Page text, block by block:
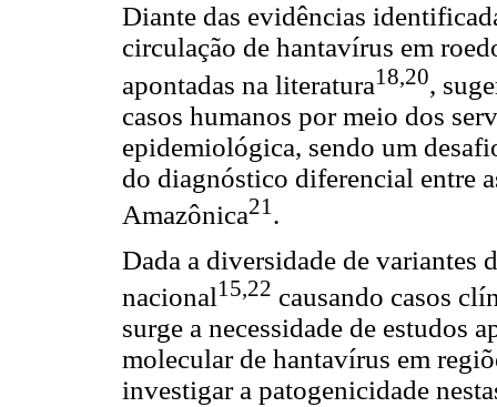
Diante das evidências
circulação de hantavírus em
apontadas na literatura18,20,
casos humanos por meio dos
epidemiológica, sendo um
do diagnóstico diferencial entre
Amazônica21 .
Dada a diversidade de variantes
nacional15,22 causando casos
surge a necessidade de estudos
molecular de hantavírus em
investigar a patogenicidade